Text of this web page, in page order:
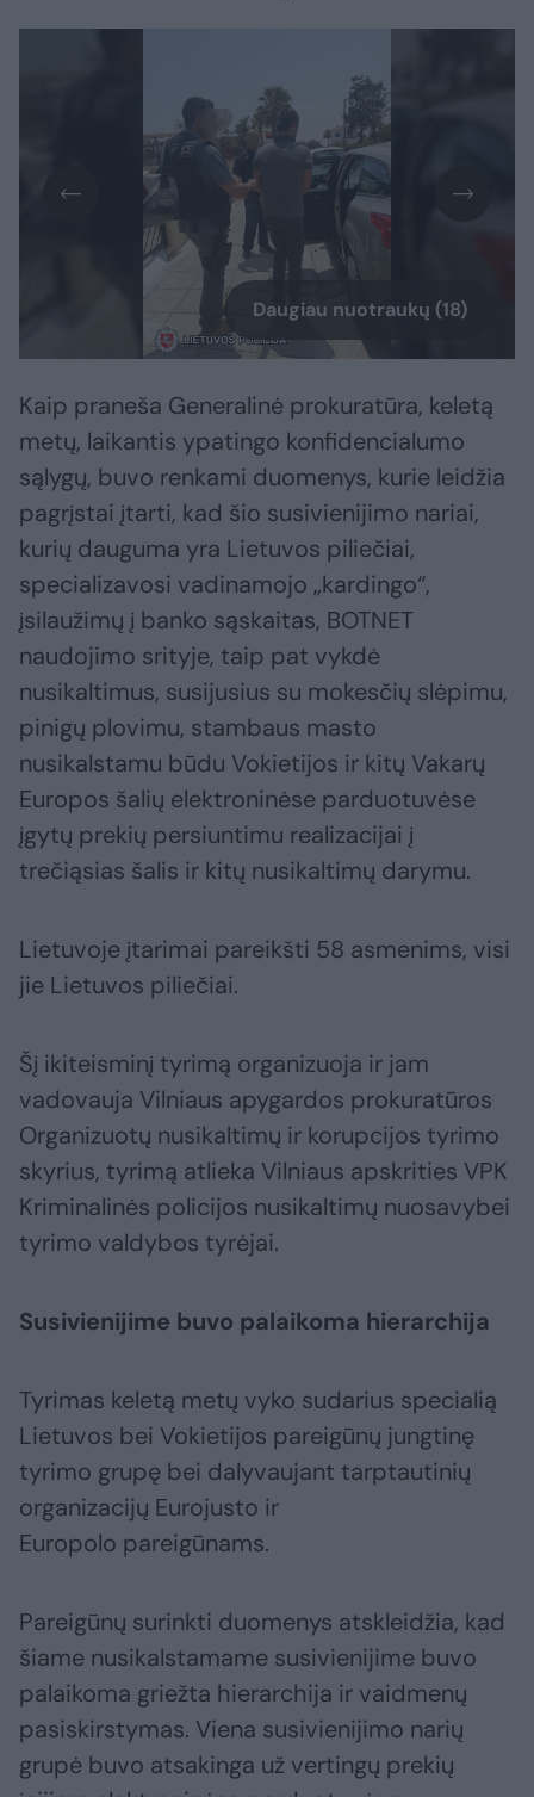
Daugiau nuotraukų (18)
Kaip praneša Generalinė prokuratūra, keletą
metų, laikantis ypatingo konfidencialumo
sąlygų, buvo renkami duomenys, kurie leidžia
pagrįstai įtarti, kad šio susivienijimo nariai,
kurių dauguma yra Lietuvos piliečiai,
specializavosi vadinamojo „kardingo“,
įsilaužimų į banko sąskaitas, BOTNET
naudojimo srityje, taip pat vykdė
nusikaltimus, susijusius su mokesčių slėpimu,
pinigų plovimu, stambaus masto
nusikalstamu būdu Vokietijos ir kitų Vakarų
Europos šalių elektroninėse parduotuvėse
įgytų prekių persiuntimu realizacijai į
trečiąsias šalis ir kitų nusikaltimų darymu.
Lietuvoje įtarimai pareikšti 58 asmenims, visi
jie Lietuvos piliečiai.
Šį ikiteisminį tyrimą organizuoja ir jam
vadovauja Vilniaus apygardos prokuratūros
Organizuotų nusikaltimų ir korupcijos tyrimo
skyrius, tyrimą atlieka Vilniaus apskrities VPK
Kriminalinės policijos nusikaltimų nuosavybei
tyrimo valdybos tyrėjai.
Susivienijime buvo palaikoma hierarchija
Tyrimas keletą metų vyko sudarius specialią
Lietuvos bei Vokietijos pareigūnų jungtinę
tyrimo grupę bei dalyvaujant tarptautinių
organizacijų Eurojusto ir
Europolo pareigūnams.
Pareigūnų surinkti duomenys atskleidžia, kad
šiame nusikalstamame susivienijime buvo
palaikoma griežta hierarchija ir vaidmenų
pasiskirstymas. Viena susivienijimo narių
grupė buvo atsakinga už vertingų prekių